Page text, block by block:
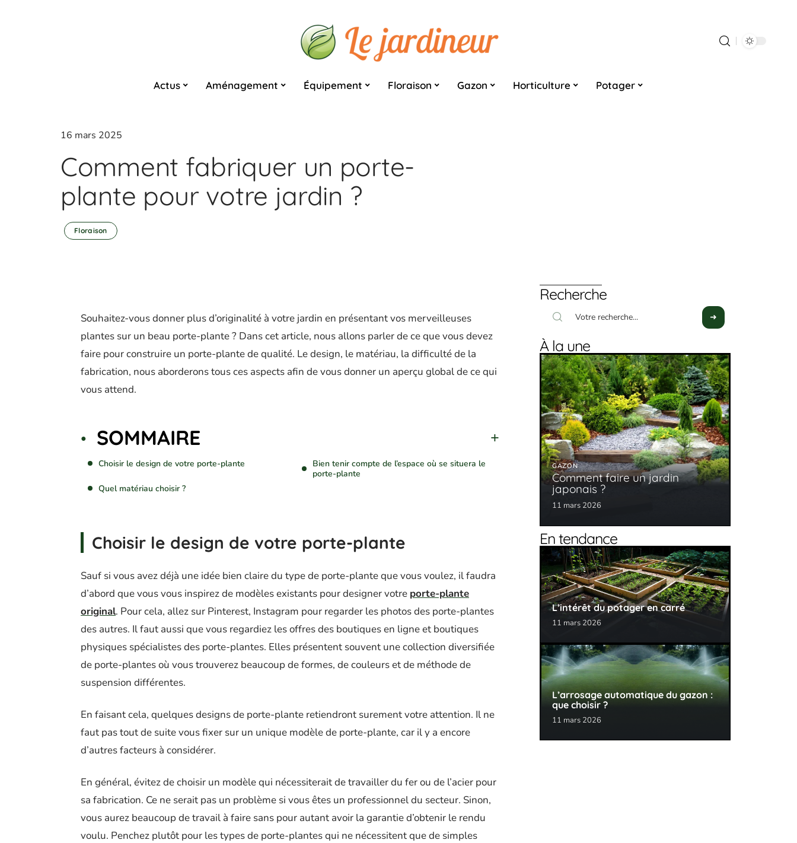
Actus Aménagement Équipement Floraison Gazon Horticulture Potager
16 mars 2025
Comment fabriquer un porte-
plante pour votre jardin ?
Floraison
Souhaitez-vous donner plus d’originalité à votre jardin en présentant vos merveilleuses
plantes sur un beau porte-plante ? Dans cet article, nous allons parler de ce que vous devez
faire pour construire un porte-plante de qualité. Le design, le matériau, la difficulté de la
fabrication, nous aborderons tous ces aspects afin de vous donner un aperçu global de ce qui
vous attend.
SOMMAIRE
Choisir le design de votre porte-plante
Quel matériau choisir ?
Bien tenir compte de l’espace où se situera le
porte-plante
Choisir le design de votre porte-plante
Sauf si vous avez déjà une idée bien claire du type de porte-plante que vous voulez, il faudra
d’abord que vous vous inspirez de modèles existants pour designer votre porte-plante
original. Pour cela, allez sur Pinterest, Instagram pour regarder les photos des porte-plantes
des autres. Il faut aussi que vous regardiez les offres des boutiques en ligne et boutiques
physiques spécialistes des porte-plantes. Elles présentent souvent une collection diversifiée
de porte-plantes où vous trouverez beaucoup de formes, de couleurs et de méthode de
suspension différentes.
En faisant cela, quelques designs de porte-plante retiendront surement votre attention. Il ne
faut pas tout de suite vous fixer sur un unique modèle de porte-plante, car il y a encore
d’autres facteurs à considérer.
En général, évitez de choisir un modèle qui nécessiterait de travailler du fer ou de l’acier pour
sa fabrication. Ce ne serait pas un problème si vous êtes un professionnel du secteur. Sinon,
vous aurez beaucoup de travail à faire sans pour autant avoir la garantie d’obtenir le rendu
voulu. Penchez plutôt pour les types de porte-plantes qui ne nécessitent que de simples
Recherche
À la une
GAZON
Comment faire un jardin
japonais ?
11 mars 2026
En tendance
L’intérêt du potager en carré
11 mars 2026
L’arrosage automatique du gazon :
que choisir ?
11 mars 2026